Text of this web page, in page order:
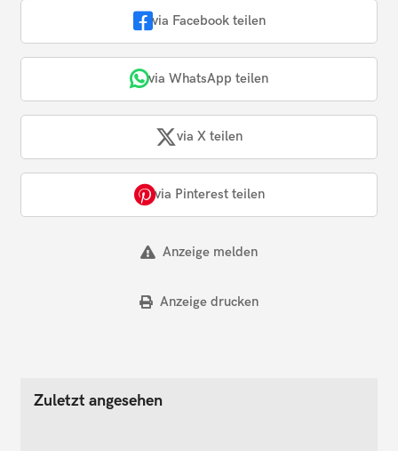
via Facebook teilen
via WhatsApp teilen
via X teilen
via Pinterest teilen
Anzeige melden
Anzeige drucken
Zuletzt angesehen